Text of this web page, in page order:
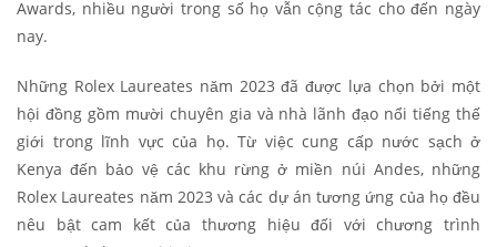
Awards, nhiều người trong số họ vẫn cộng tác cho đến ngày
nay.
Những Rolex Laureates năm 2023 đã được lựa chọn bởi một
hội đồng gồm mười chuyên gia và nhà lãnh đạo nổi tiếng thế
giới trong lĩnh vực của họ. Từ việc cung cấp nước sạch ở
Kenya đến bảo vệ các khu rừng ở miền núi Andes, những
Rolex Laureates năm 2023 và các dự án tương ứng của họ đều
nêu bật cam kết của thương hiệu đối với chương trình